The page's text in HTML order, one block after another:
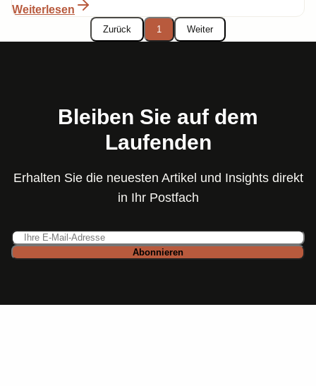
Weiterlesen
Zurück 1 Weiter
Bleiben Sie auf dem
Laufenden
Erhalten Sie die neuesten Artikel und Insights direkt
in Ihr Postfach
Abonnieren